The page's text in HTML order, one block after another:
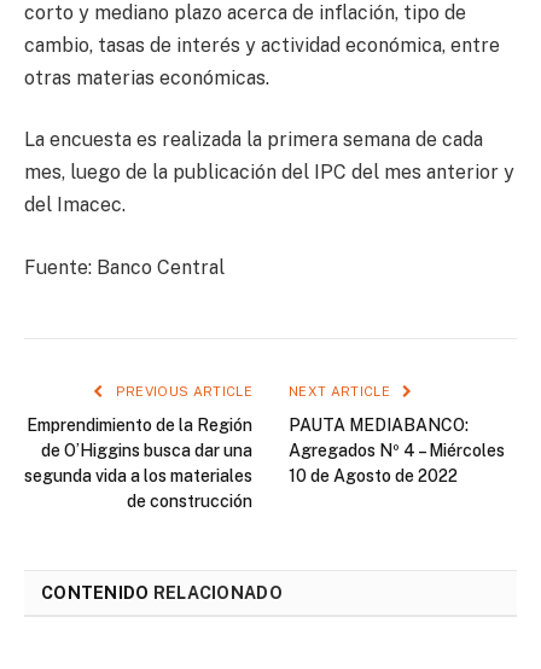
corto y mediano plazo acerca de inflación, tipo de
cambio, tasas de interés y actividad económica, entre
otras materias económicas.
La encuesta es realizada la primera semana de cada
mes, luego de la publicación del IPC del mes anterior y
del Imacec.
Fuente: Banco Central
PREVIOUS ARTICLE
Emprendimiento de la Región
de O’Higgins busca dar una
segunda vida a los materiales
de construcción
NEXT ARTICLE
PAUTA MEDIABANCO:
Agregados Nº 4 – Miércoles
10 de Agosto de 2022
CONTENIDO RELACIONADO